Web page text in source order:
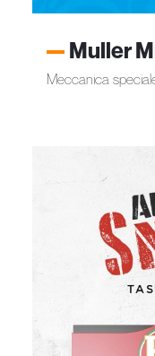
Muller
Meccanica